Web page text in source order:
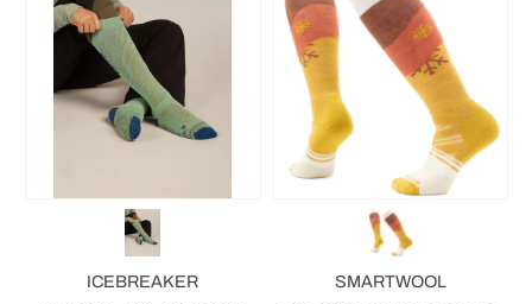
ICEBREAKER SMARTWOOL